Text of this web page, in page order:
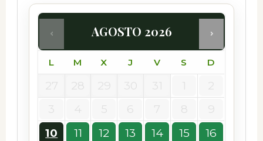
AGOSTO 2026
L M X J V S D
10 11 12 13 14 15 16